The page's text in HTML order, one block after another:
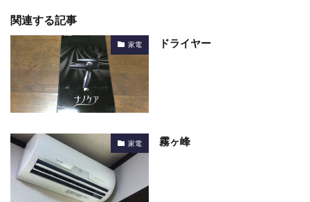
関連する記事
家電 ドライヤー
家電 霧ヶ峰